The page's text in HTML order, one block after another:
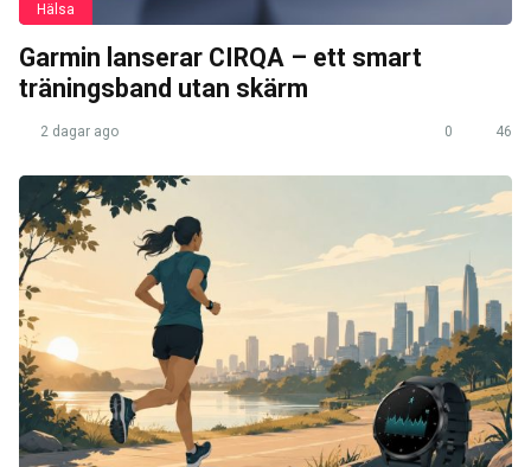
Hälsa
Garmin lanserar CIRQA – ett smart
träningsband utan skärm
2 dagar ago 0 46